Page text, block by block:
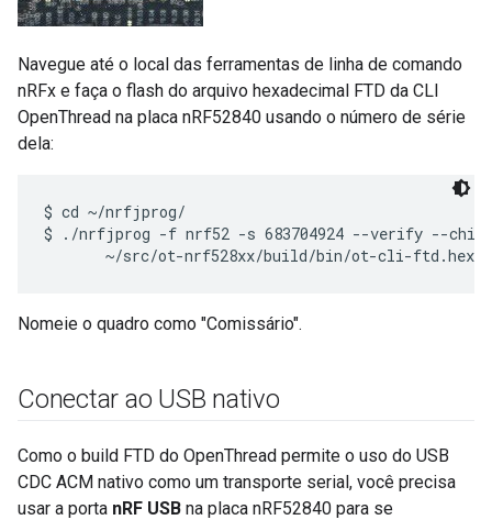
Navegue até o local das ferramentas de linha de comando
nRFx e faça o flash do arquivo hexadecimal FTD da CLI
OpenThread na placa nRF52840 usando o número de série
dela:
$ cd ~/nrfjprog/
$ ./nrfjprog -f nrf52 -s 683704924 --verify --
Nomeie o quadro como "Comissário".
Conectar ao USB nativo
Como o build FTD do OpenThread permite o uso do USB
CDC ACM nativo como um transporte serial, você precisa
usar a porta nRF USB na placa nRF52840 para se